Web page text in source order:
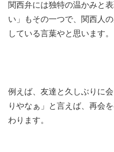
関西弁には独特の温かみと
い」もその一つで、関西人
している言葉やと思います。
例えば、友達と久しぶりに
りやなぁ」と言えば、再会
わります。